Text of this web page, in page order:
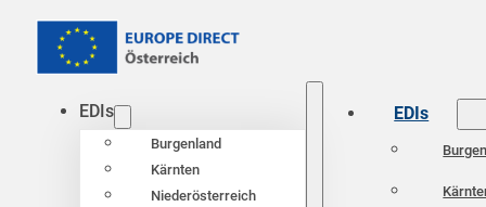
EDIs
Burgenland
Kärnten
Niederösterreich
EDIs